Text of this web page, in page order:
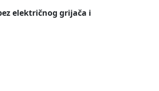
električnog grijača i